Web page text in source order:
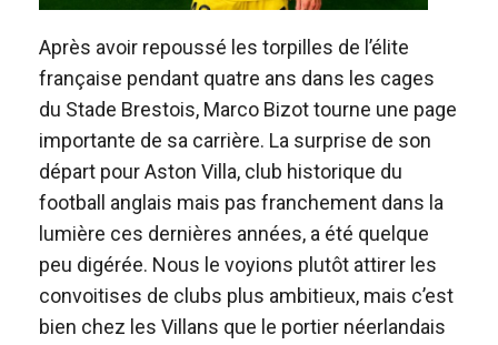
Après avoir repoussé les torpilles de l’élite
française pendant quatre ans dans les cages
du Stade Brestois, Marco Bizot tourne une page
importante de sa carrière. La surprise de son
départ pour Aston Villa, club historique du
football anglais mais pas franchement dans la
lumière ces dernières années, a été quelque
peu digérée. Nous le voyions plutôt attirer les
convoitises de clubs plus ambitieux, mais c’est
bien chez les Villans que le portier néerlandais